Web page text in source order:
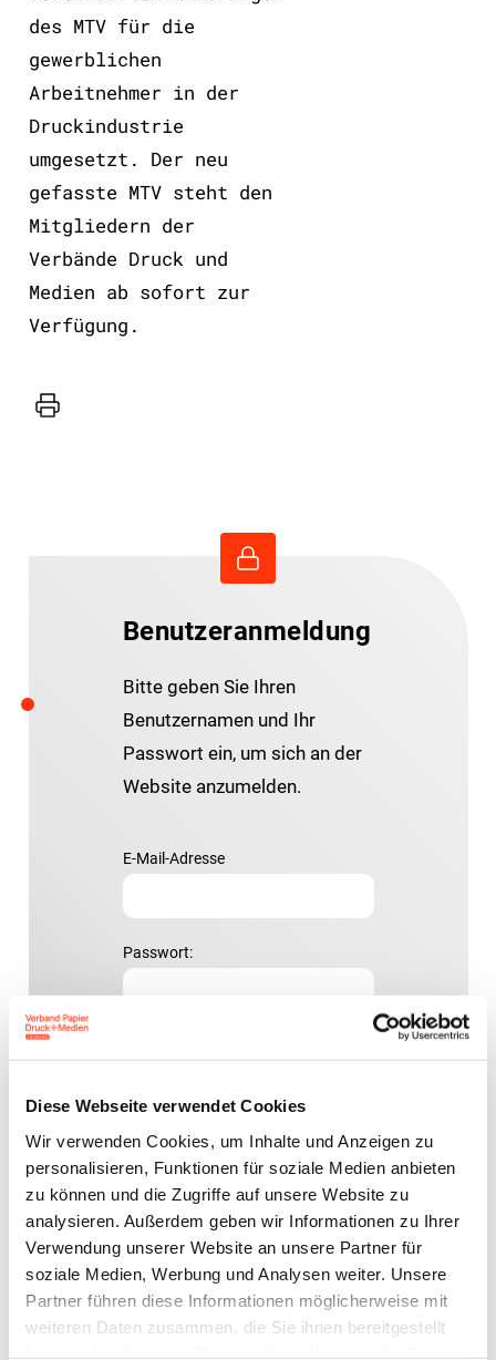
Diese Webseite verwendet Cookies
Wir verwenden Cookies, um Inhalte und Anzeigen zu
personalisieren, Funktionen für soziale Medien anbieten
zu können und die Zugriffe auf unsere Website zu
analysieren. Außerdem geben wir Informationen zu Ihrer
Verwendung unserer Website an unsere Partner für
soziale Medien, Werbung und Analysen weiter. Unsere
Partner führen diese Informationen möglicherweise mit
weiteren Daten zusammen, die Sie ihnen bereitgestellt
des MTV für die
gewerblichen
Arbeitnehmer in der
Druckindustrie
umgesetzt. Der neu
gefasste MTV steht den
Mitgliedern der
Verbände Druck und
Medien ab sofort zur
Verfügung.
Drucker
Benutzeranmeldung
Bitte geben Sie Ihren
Benutzernamen und Ihr
Passwort ein, um sich an der
Website anzumelden.
E-Mail-Adresse
Passwort:
Zur Übersicht